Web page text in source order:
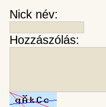
Nick név:
Hozzászólás: